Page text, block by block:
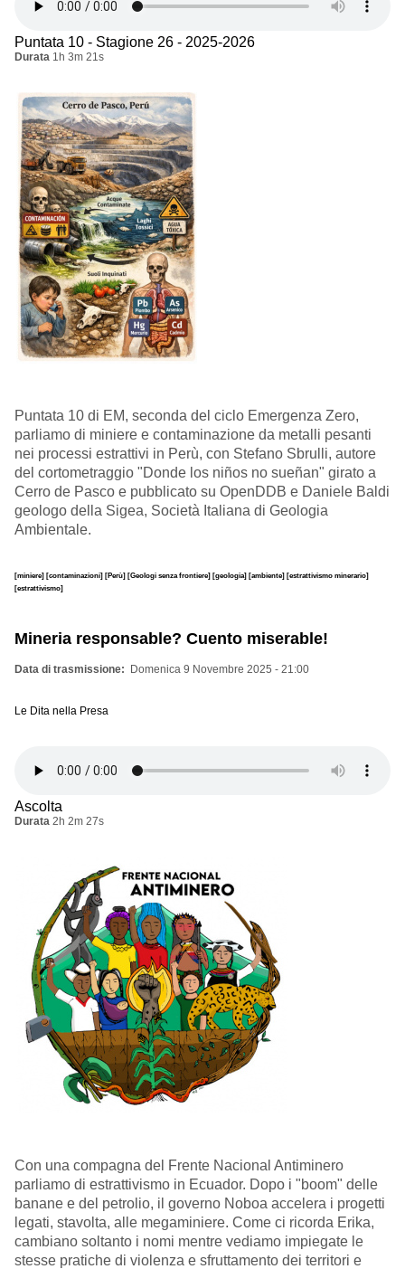
Puntata 10 - Stagione 26 - 2025-2026
Durata 1h 3m 21s
Puntata 10 di EM, seconda del ciclo Emergenza Zero,
parliamo di miniere e contaminazione da metalli pesanti
nei processi estrattivi in Perù, con Stefano Sbrulli, autore
del cortometraggio "Donde los niños no sueñan" girato a
Cerro de Pasco e pubblicato su OpenDDB e Daniele Baldi
geologo della Sigea, Società Italiana di Geologia
Ambientale.
[miniere] [contaminazioni] [Perù] [Geologi senza frontiere] [geologia] [ambiente] [estrattivismo minerario]
[estrattivismo]
Mineria responsable? Cuento miserable!
Data di trasmissione Domenica 9 Novembre 2025 - 21:00
Le Dita nella Presa
Ascolta
Durata 2h 2m 27s
Con una compagna del Frente Nacional Antiminero
parliamo di estrattivismo in Ecuador. Dopo i "boom" delle
banane e del petrolio, il governo Noboa accelera i progetti
legati, stavolta, alle megaminiere. Come ci ricorda Erika,
cambiano soltanto i nomi mentre vediamo impiegate le
stesse pratiche di violenza e sfruttamento dei territori e